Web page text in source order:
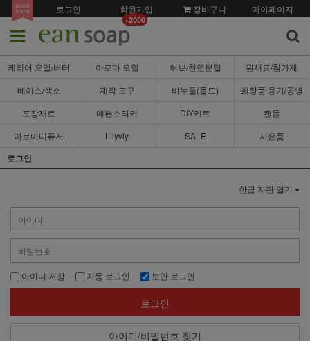
로그인 회원가입
+2000
장바구니 마이페이지
케리어 오일/버터 아로마 오일 허브/천연분말
원재료/첨가제
베이스/색소
제작 도구 비누틀(몰드)
화장품 용기/공병
포장재료
예쁜스티커 DIY키트
캔들
아로마디퓨저
Lilyvly SALE 사은품
로그인
한글 자판 열기
아이디 저장 자동 로그인 보안 로그인
로그인
아이디/비밀번호 찾기